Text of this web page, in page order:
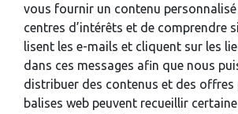
vous fournir un contenu
centres d’intérêts et de comprendre
lisent les e-mails et cliquent sur les
dans ces messages afin que nous
distribuer des contenus et des offres
balises web peuvent recueillir